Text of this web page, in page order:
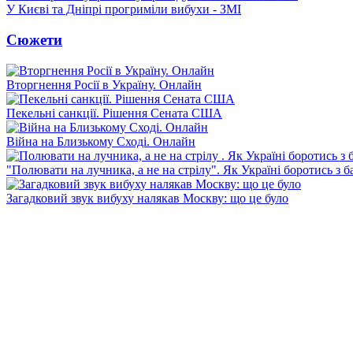
У Києві та Дніпрі прогриміли вибухи - ЗМІ
Сюжети
Вторгнення Росії в Україну. Онлайн
Пекельні санкції. Рішення Сената США
Війна на Близькому Сході. Онлайн
"Полювати на лучника, а не на стрілу". Як Україні боротись з
Загадковий звук вибуху налякав Москву: що це було